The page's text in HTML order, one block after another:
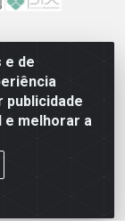
e de
publicidade
e melhorar a
1911 -
- CNPJ